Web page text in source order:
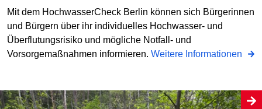
Mit dem HochwasserCheck Berlin können sich Bürgerinnen
und Bürgern über ihr individuelles Hochwasser- und
Überflutungsrisiko und mögliche Notfall- und
Vorsorgemaßnahmen informieren. Weitere Informationen